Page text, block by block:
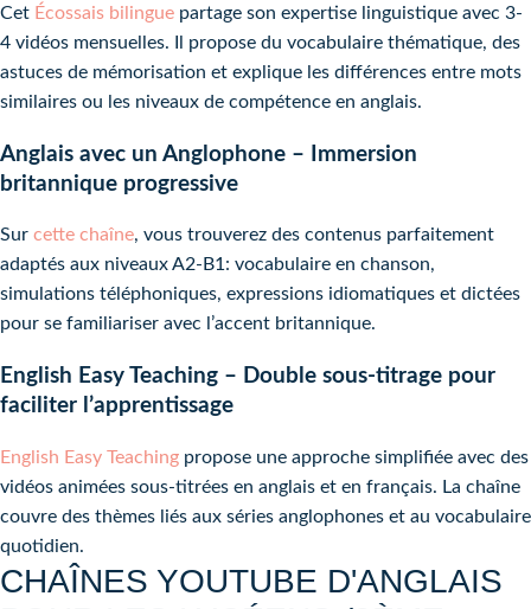
Cet Écossais bilingue partage son expertise linguistique avec 3-
4 vidéos mensuelles. Il propose du vocabulaire thématique, des
astuces de mémorisation et explique les différences entre mots
similaires ou les niveaux de compétence en anglais.
Anglais avec un Anglophone – Immersion
britannique progressive
Sur cette chaîne, vous trouverez des contenus parfaitement
adaptés aux niveaux A2-B1: vocabulaire en chanson,
simulations téléphoniques, expressions idiomatiques et dictées
pour se familiariser avec l’accent britannique.
English Easy Teaching – Double sous-titrage pour
faciliter l’apprentissage
English Easy Teaching propose une approche simplifiée avec des
vidéos animées sous-titrées en anglais et en français. La chaîne
couvre des thèmes liés aux séries anglophones et au vocabulaire
quotidien.
CHAÎNES YOUTUBE D'ANGLAIS